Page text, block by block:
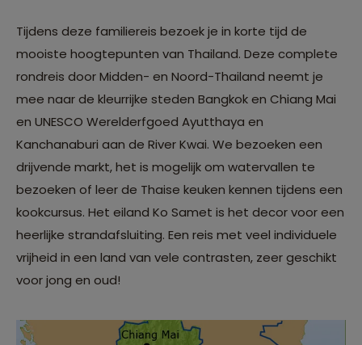
Tijdens deze familiereis bezoek je in korte tijd de
mooiste hoogtepunten van Thailand. Deze complete
rondreis door Midden- en Noord-Thailand neemt je
mee naar de kleurrijke steden Bangkok en Chiang Mai
en UNESCO Werelderfgoed Ayutthaya en
Kanchanaburi aan de River Kwai. We bezoeken een
drijvende markt, het is mogelijk om watervallen te
bezoeken of leer de Thaise keuken kennen tijdens een
kookcursus. Het eiland Ko Samet is het decor voor een
heerlijke strandafsluiting. Een reis met veel individuele
vrijheid in een land van vele contrasten, zeer geschikt
voor jong en oud!